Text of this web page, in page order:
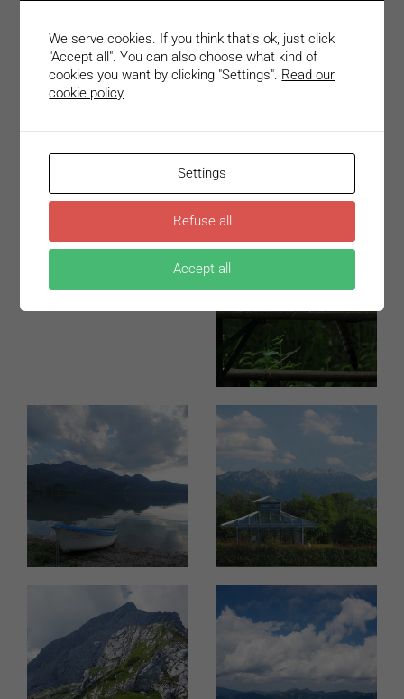
We serve cookies. If you think that's ok, just click
"Accept all". You can also choose what kind of
cookies you want by clicking "Settings". Read our
cookie policy
Settings
Refuse all
Accept all